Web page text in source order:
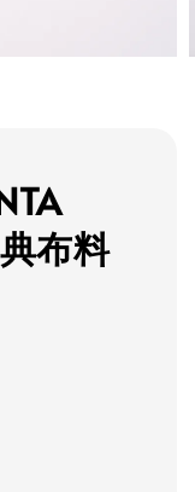
布料